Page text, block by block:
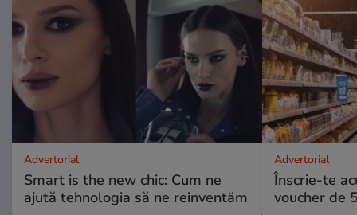
Advertorial
Smart is the new chic: Cum ne
ajută tehnologia să ne reinventăm
Advertorial
Înscrie-te
voucher de